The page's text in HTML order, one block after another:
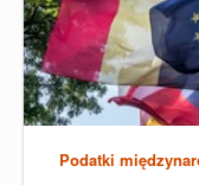
Podatki